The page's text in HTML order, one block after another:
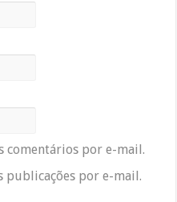
comentários por e-mail.
publicações por e-mail.